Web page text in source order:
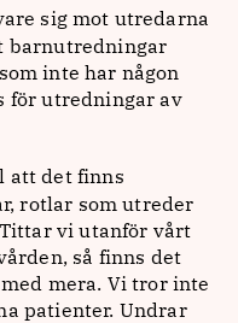
sig mot utredarna
barnutredningar
inte har någon
för utredningar av
att det finns
rotlar som utreder
vi utanför vårt
så finns det
mera. Vi tror inte
patienter. Undrar